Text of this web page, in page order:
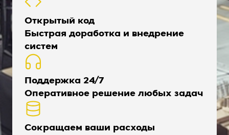
Открытый код
Быстрая доработка и внедрение
систем
Поддержка 24/7
Оперативное решение любых задач
Сокращаем ваши расходы